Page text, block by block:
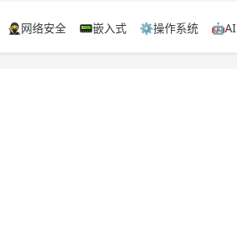
🥷网络安全 📟嵌入式 ⚙️操作系统 🤖AI